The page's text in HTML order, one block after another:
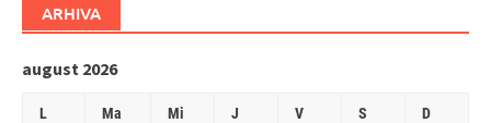
ARHIVA
august 2026
L Ma Mi J V S D